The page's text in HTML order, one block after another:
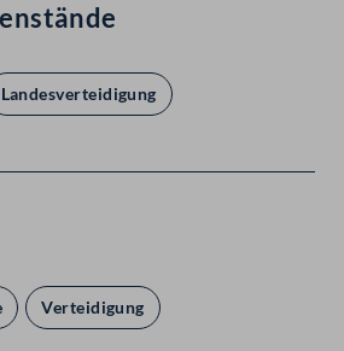
Landesverteidigung
Verteidigung